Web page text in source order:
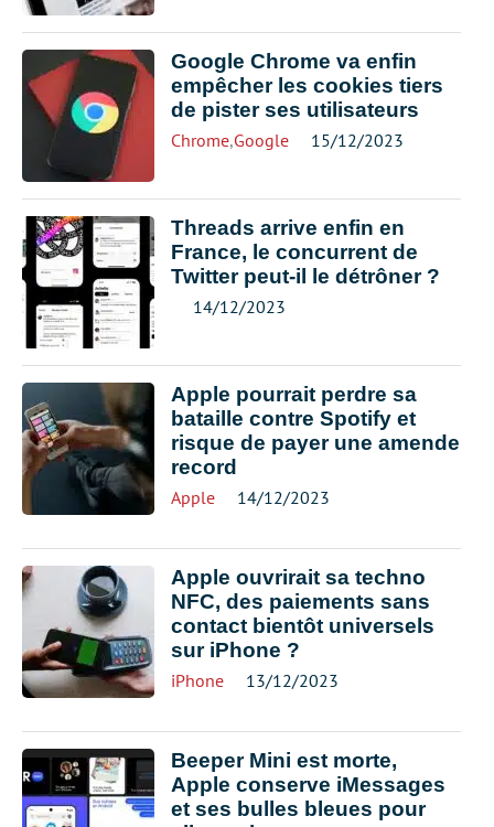
Google Chrome va enfin
empêcher les cookies tiers
de pister ses utilisateurs
Chrome,Google 15/12/2023
Threads arrive enfin en
France, le concurrent de
Twitter peut-il le détrôner ?
14/12/2023
Apple pourrait perdre sa
bataille contre Spotify et
risque de payer une amende
record
Apple 14/12/2023
Apple ouvrirait sa techno
NFC, des paiements sans
contact bientôt universels
sur iPhone ?
iPhone 13/12/2023
Beeper Mini est morte,
Apple conserve iMessages
et ses bulles bleues pour